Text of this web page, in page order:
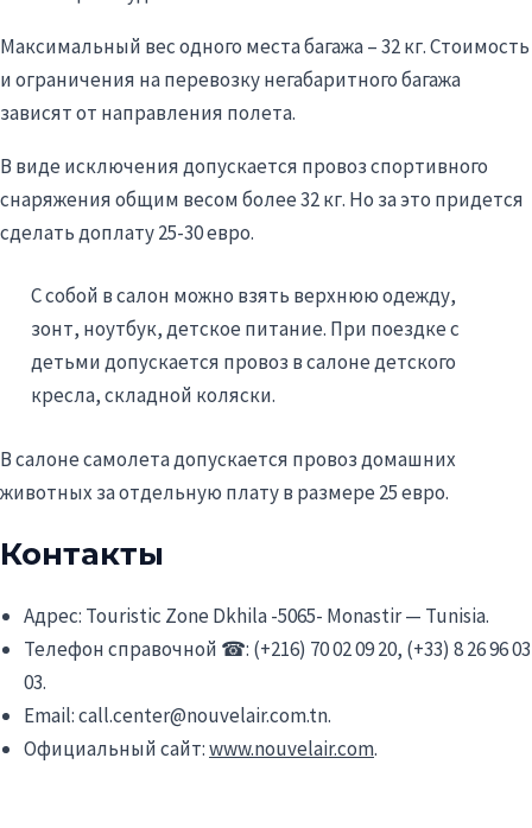
Максимальный вес одного места багажа – 32 кг. Стоимость
и ограничения на перевозку негабаритного багажа
зависят от направления полета.
В виде исключения допускается провоз спортивного
снаряжения общим весом более 32 кг. Но за это придется
сделать доплату 25-30 евро.
С собой в салон можно взять верхнюю одежду,
зонт, ноутбук, детское питание. При поездке с
детьми допускается провоз в салоне детского
кресла, складной коляски.
В салоне самолета допускается провоз домашних
животных за отдельную плату в размере 25 евро.
Контакты
Адрес: Touristic Zone Dkhila -5065- Monastir — Tunisia.
Телефон справочной ☎: (+216) 70 02 09 20, (+33) 8 26 96 03
03.
Email: call.center@nouvelair.com.tn.
Официальный сайт:www.nouvelair.com.